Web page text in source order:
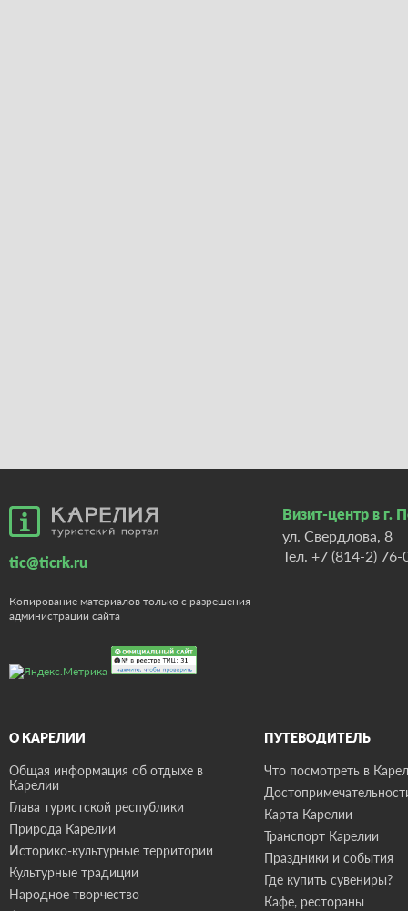
tic@ticrk.ru
Копирование материалов только с разрешения
администрации сайта
Визит-центр в г.
ул. Свердлова, 8
Тел. +7 (814-2) 76-
О КАРЕЛИИ
Общая информация об отдыхе в
Карелии
Глава туристской республики
Природа Карелии
Историко-культурные территории
Культурные традиции
Народное творчество
ПУТЕВОДИТЕЛЬ
Что посмотреть в
Карта Карелии
Транспорт Карелии
Праздники и события
Где купить сувениры?
Кафе, рестораны